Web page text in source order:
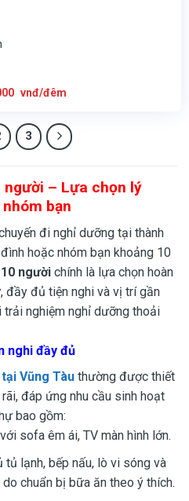
vnđ/đêm
5.700.000
vnđ/
đêm.
3
người – Lựa chọn lý
bạn
đi nghỉ dưỡng tại thành
hoặc nhóm bạn khoảng 10
người chính là lựa chọn hoàn
đầy đủ tiện nghi và vị trí gần
trải nghiệm nghỉ dưỡng thoải
nghi đầy đủ
Vũng Tàu thường được thiết
đáp ứng nhu cầu sinh hoạt
bao gồm:
với sofa êm ái, TV màn hình lớn.
tủ lạnh, bếp nấu, lò vi sóng và
chuẩn bị bữa ăn theo ý thích.